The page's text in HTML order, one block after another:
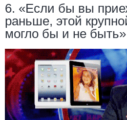
6. «Если бы вы
раньше, этой
могло бы и не быть»